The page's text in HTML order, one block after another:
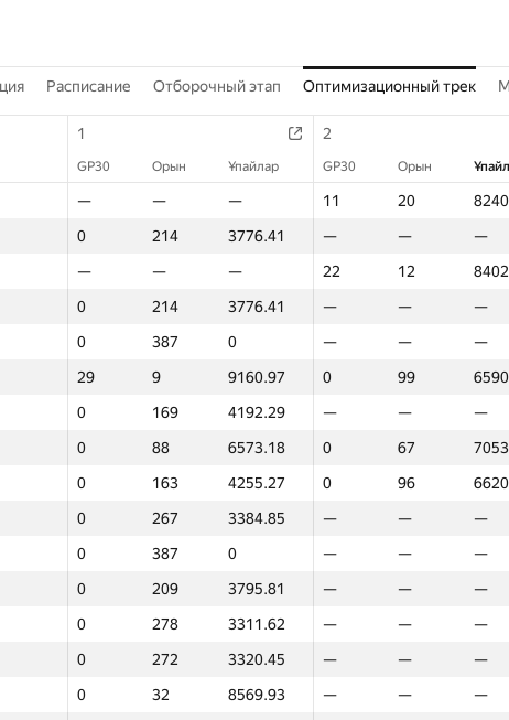
Расписание Отборочный этап Оптимизационный трек
1 2
GP30 Орын Ұпайлар GP30 Орын
— — — 11 20
0 214 3776.41 — — —
— — — 22 12
0 214 3776.41 — — —
0 387 0 — — —
29 9 9160.97 0 99
0 169 4192.29 — — —
0 88 6573.18 0 67
0 163 4255.27 0 96
0 267 3384.85 — — —
0 387 0 — — —
0 209 3795.81 — — —
0 278 3311.62 — — —
0 272 3320.45 — — —
0 32 8569.93 — — —